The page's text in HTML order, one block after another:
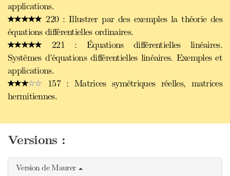
applications.
220 : Illustrer par des exemples la théorie des
équations différentielles ordinaires.
221 : Équations différentielles linéaires.
Systèmes d’équations différentielles linéaires. Exemples et
applications.
157 : Matrices symétriques réelles, matrices
hermitiennes.
Versions :
Version de Maurer